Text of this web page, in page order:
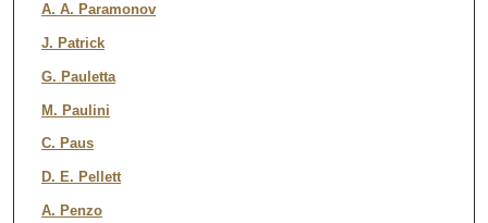
A. A. Paramonov
J. Patrick
G. Pauletta
M. Paulini
C. Paus
D. E. Pellett
A. Penzo